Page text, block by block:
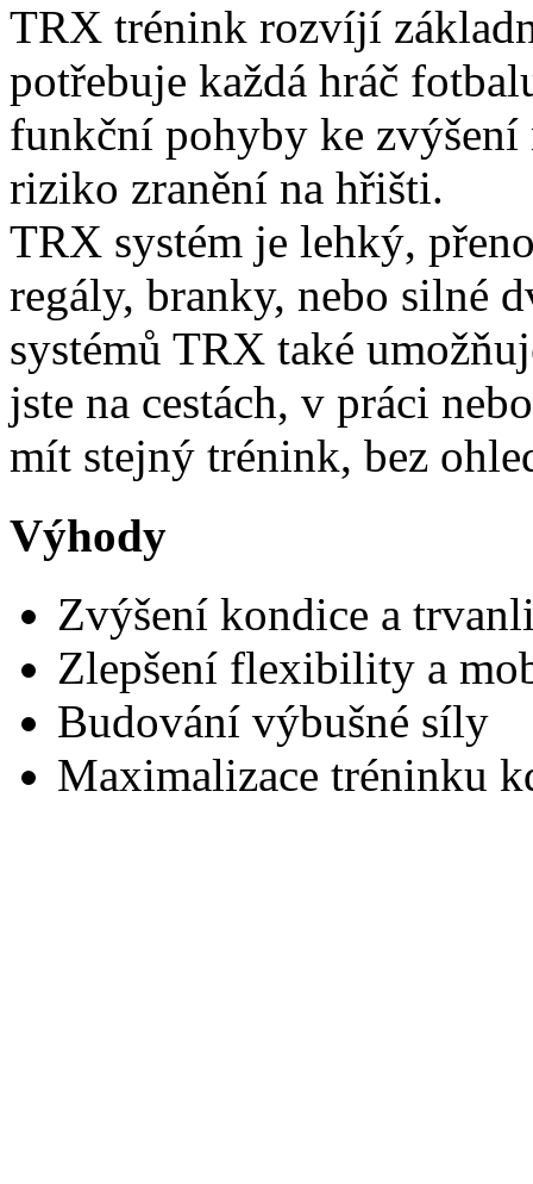
TRX trénink rozvíjí
potřebuje každá hráč
funkční pohyby ke
riziko zranění na hřišti.
TRX systém je lehký,
regály, branky, nebo silné
systémů TRX také
jste na cestách, v práci
mít stejný trénink, bez
Výhody
Zvýšení kondice a
Zlepšení flexibility a
Budování výbušné síly
Maximalizace tréninku